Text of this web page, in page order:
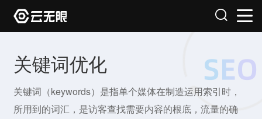
关键词优化
关键词（keywords）是指单个媒体在制造运用索引时，
所用到的词汇，是访客查找需要内容的根底，流量的确